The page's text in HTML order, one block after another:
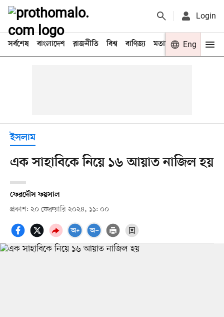
Login
সর্বশেষ বাংলাদেশ রাজনীতি বিশ্ব বাণিজ্য মতামত খেলা
Eng
ইসলাম
এক সাহাবিকে নিয়ে ১৬ আয়াত নাজিল হয়
ফেরদৌস ফয়সাল
প্রকাশ: ২০ ফেব্রুয়ারি ২০২৪, ১১: ০০